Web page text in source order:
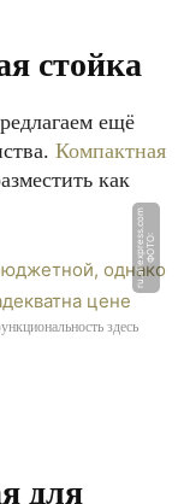
стойка
ещё
Компактная
как
Ф
О
Т
О:
r
u.
ali
e
x
p
r
e
s
s.
c
o
m
здесь
для